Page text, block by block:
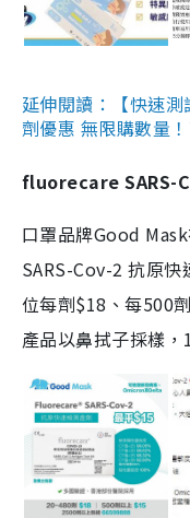
延伸閱讀：【快速
劑優惠 無限購數量
fluorecare SARS-
口罩品牌Good
SARS-Cov-2 抗原
位每劑$18、每500
產品以鼻拭子採樣